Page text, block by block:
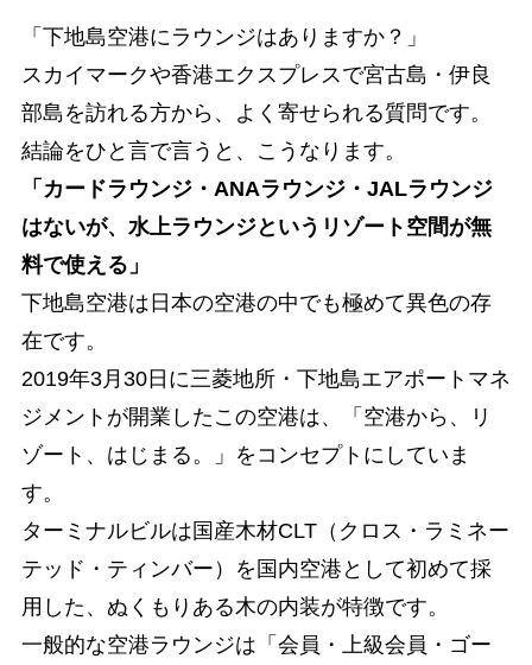
「下地島空港にラウンジはありますか？」
スカイマークや香港エクスプレスで宮古島・伊良
部島を訪れる方から、よく寄せられる質問です。
結論をひと言で言うと、こうなります。
「カードラウンジ・ANAラウンジ・JALラウンジ
はないが、水上ラウンジというリゾート空間が無
料で使える」
下地島空港は日本の空港の中でも極めて異色の存
在です。
2019年3月30日に三菱地所・下地島エアポートマネ
ジメントが開業したこの空港は、「空港から、リ
ゾート、はじまる。」をコンセプトにしていま
す。
ターミナルビルは国産木材CLT（クロス・ラミネー
テッド・ティンバー）を国内空港として初めて採
用した、ぬくもりある木の内装が特徴です。
一般的な空港ラウンジは「会員・上級会員・ゴー